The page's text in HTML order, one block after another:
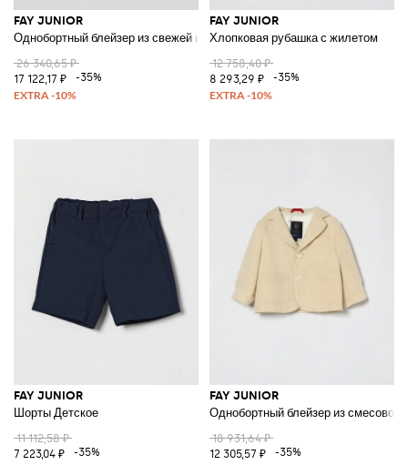
FAY JUNIOR
Однобортный блейзер из свежей шерсти
26 340,65 ₽
17 122,17 ₽
-35%
FAY JUNIOR
Хлопковая рубашка с жилетом
12 758,40 ₽
8 293,29 ₽
-35%
FAY JUNIOR
Шорты Детское
11 112,58 ₽
7 223,04 ₽
-35%
FAY JUNIOR
Однобортный блейзер из
18 931,64 ₽
12 305,57 ₽
-35%